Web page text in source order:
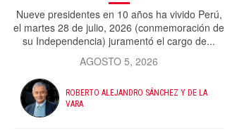
Nueve presidentes en 10 años ha vivido Perú,
el martes 28 de julio, 2026 (conmemoración de
su Independencia) juramentó el cargo de...
AGOSTO 5, 2026
ROBERTO ALEJANDRO SÁNCHEZ Y DE LA
VARA